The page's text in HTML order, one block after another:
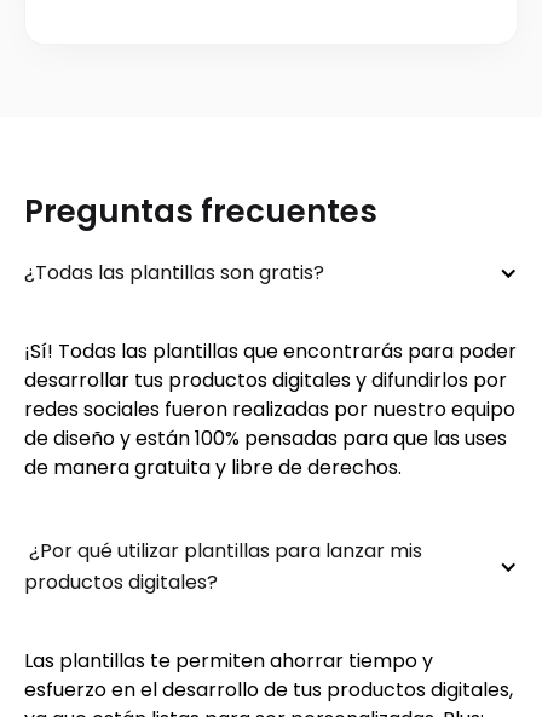
Preguntas frecuentes
¿Todas las plantillas son gratis?
¡Sí! Todas las plantillas que encontrarás para poder
desarrollar tus productos digitales y difundirlos por
redes sociales fueron realizadas por nuestro equipo
de diseño y están 100% pensadas para que las uses
de manera gratuita y libre de derechos.
¿Por qué utilizar plantillas para lanzar mis
productos digitales?
Las plantillas te permiten ahorrar tiempo y
esfuerzo en el desarrollo de tus productos digitales,